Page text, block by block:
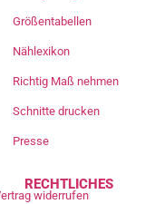
Größentabellen
Nählexikon
Richtig Maß nehmen
Schnitte drucken
Presse
RECHTLICHES
widerrufen